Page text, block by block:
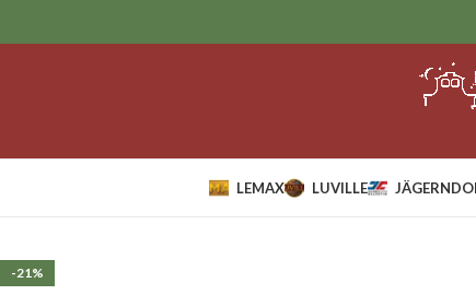
LEMAX LUVILLE
-21%